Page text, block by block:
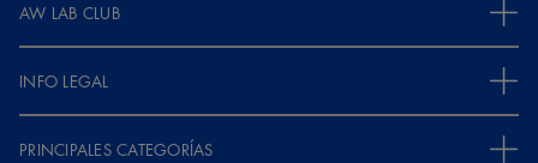
AW LAB CLUB
INFO LEGAL
PRINCIPALES CATEGORÍAS